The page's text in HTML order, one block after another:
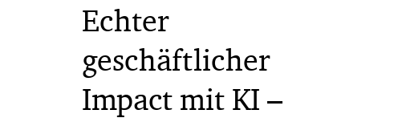
Echter
geschäftlicher
Impact mit KI –